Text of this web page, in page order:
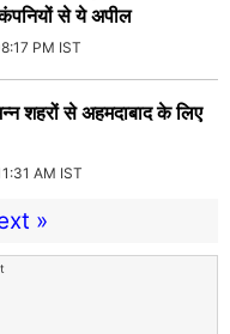
से ये अपील
PM IST
शहरों से अहमदाबाद के लिए
AM IST
»